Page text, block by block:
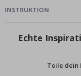
INSTRUKTION
Echte
Teile dein